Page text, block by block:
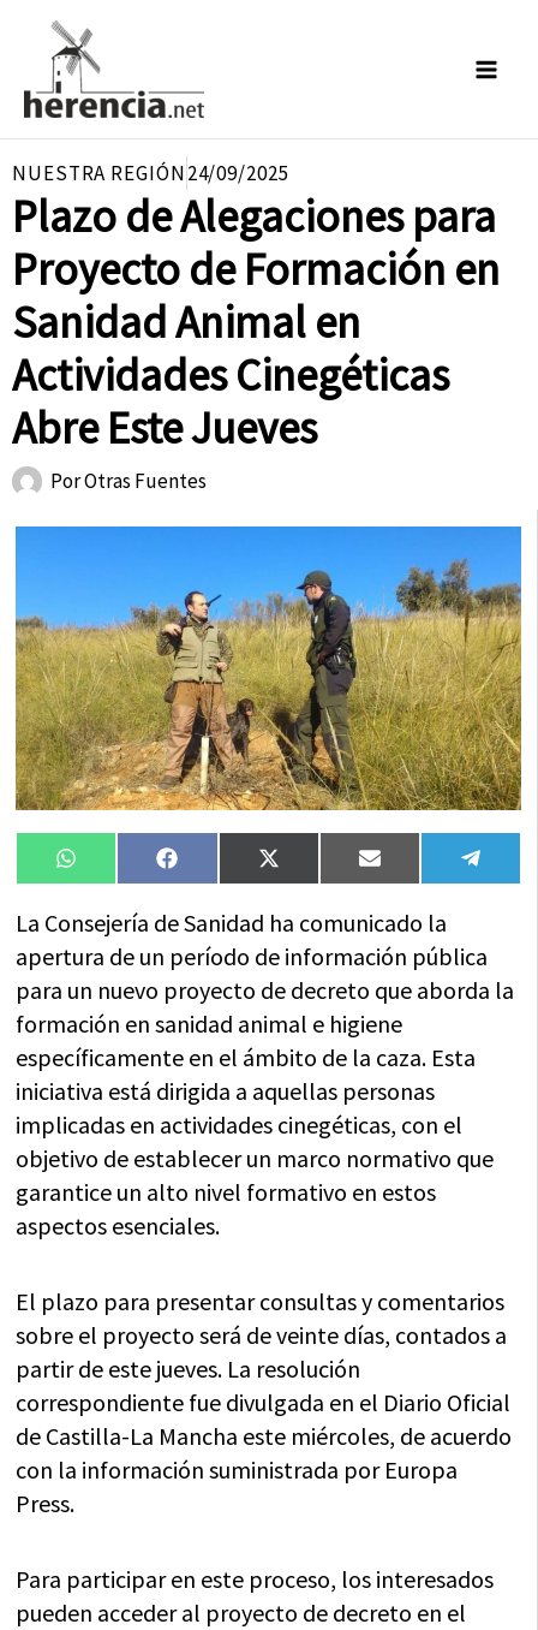
contenido
NUESTRA REGIÓN24/09/2025
Plazo de Alegaciones para
Proyecto de Formación en
Sanidad Animal en
Actividades Cinegéticas
Abre Este Jueves
PorOtras Fuentes
Compartir
en
WhatsAppCompartir
en
FacebookCompartir
en
X
(Twitter)
Compartir
en
Email
en
La Consejería de Sanidad ha comunicado la
apertura de un período de información pública
para un nuevo proyecto de decreto que aborda la
formación en sanidad animal e higiene
específicamente en el ámbito de la caza. Esta
iniciativa está dirigida a aquellas personas
implicadas en actividades cinegéticas, con el
objetivo de establecer un marco normativo que
garantice un alto nivel formativo en estos
aspectos esenciales.
El plazo para presentar consultas y comentarios
sobre el proyecto será de veinte días, contados a
partir de este jueves. La resolución
correspondiente fue divulgada en el Diario Oficial
de Castilla-La Mancha este miércoles, de acuerdo
con la información suministrada por Europa
Press.
Para participar en este proceso, los interesados
pueden acceder al proyecto de decreto en el